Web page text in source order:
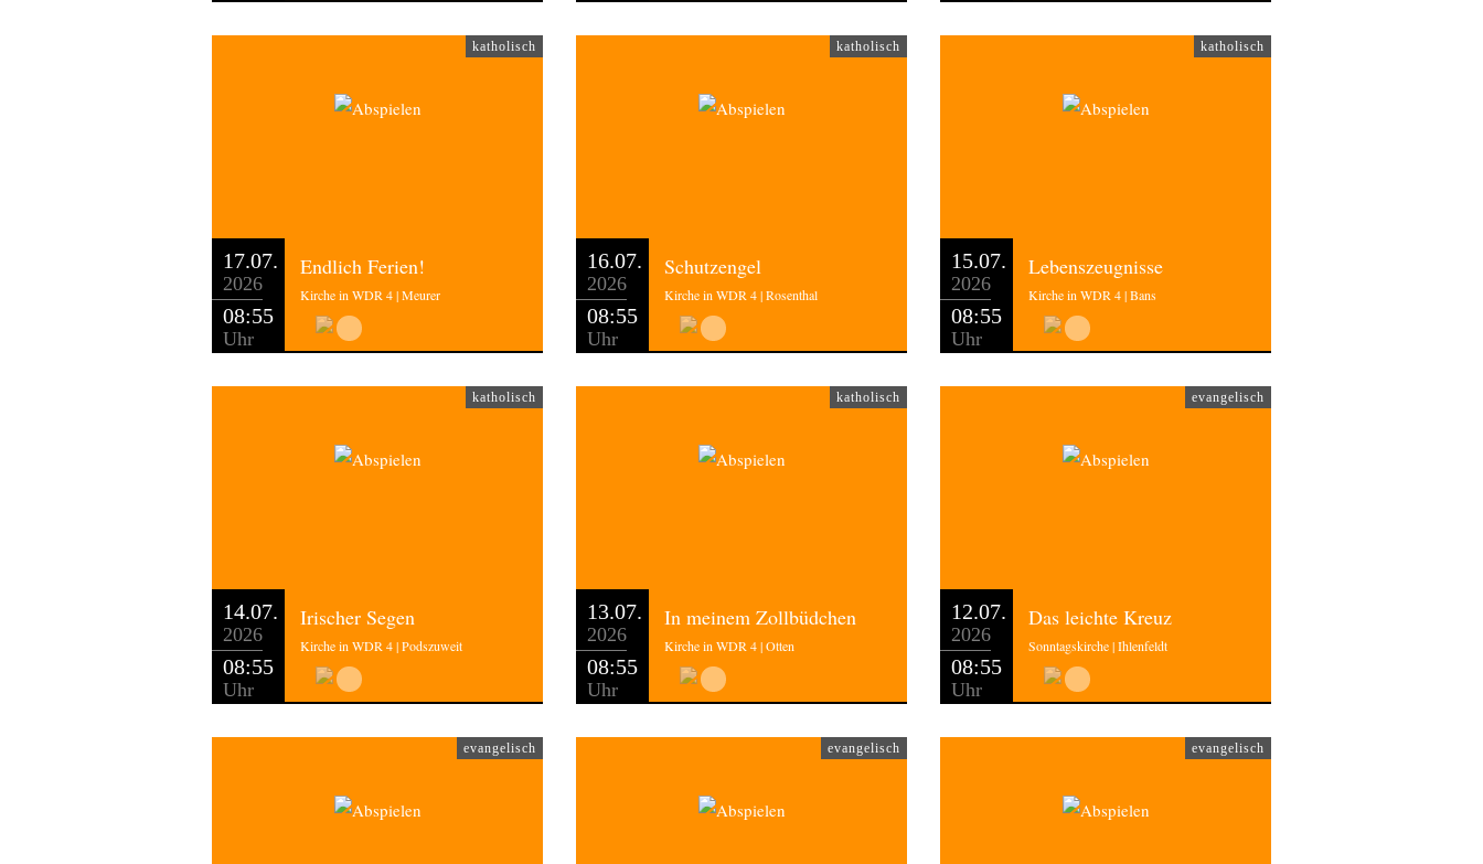
katholisch
17.07.
2026
08:55
Uhr
Endlich Ferien!
Kirche in WDR 4 | Meurer
katholisch
16.07.
2026
08:55
Uhr
Schutzengel
Kirche in WDR 4 | Rosenthal
katholisch
15.07.
2026
08:55
Uhr
Lebenszeugnisse
Kirche in WDR 4 | Bans
katholisch
14.07.
2026
08:55
Uhr
Irischer Segen
Kirche in WDR 4 | Podszuweit
katholisch
13.07.
2026
08:55
Uhr
In meinem Zollbüdchen
Kirche in WDR 4 | Otten
evangelisch
12.07.
2026
08:55
Uhr
Das leichte Kreuz
Sonntagskirche | Ihlenfeldt
evangelisch evangelisch evangelisch